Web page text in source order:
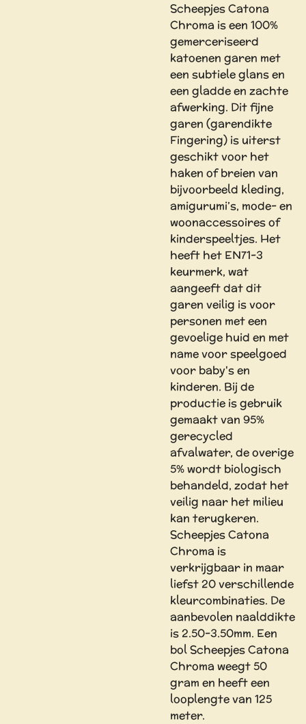
Scheepjes Catona
Chroma is een 100%
gemerceriseerd
katoenen garen met
een subtiele glans en
een gladde en zachte
afwerking. Dit fijne
garen (garendikte
Fingering) is uiterst
geschikt voor het
haken of breien van
bijvoorbeeld kleding,
amigurumi’s, mode- en
woonaccessoires of
kinderspeeltjes. Het
heeft het EN71-3
keurmerk, wat
aangeeft dat dit
garen veilig is voor
personen met een
gevoelige huid en met
name voor speelgoed
voor baby's en
kinderen. Bij de
productie is gebruik
gemaakt van 95%
gerecycled
afvalwater, de overige
5% wordt biologisch
behandeld, zodat het
veilig naar het milieu
kan terugkeren.
Scheepjes Catona
Chroma is
verkrijgbaar in maar
liefst 20 verschillende
kleurcombinaties. De
aanbevolen naalddikte
is 2.50-3.50mm. Een
bol Scheepjes Catona
Chroma weegt 50
gram en heeft een
looplengte van 125
meter.